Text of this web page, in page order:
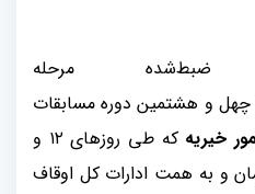
ضبط‌شده مرحله
چهل و هشتمین دوره مسابقات
خیریه
که طی روزهای ۱۲ و
و به همت ادارات کل اوقاف